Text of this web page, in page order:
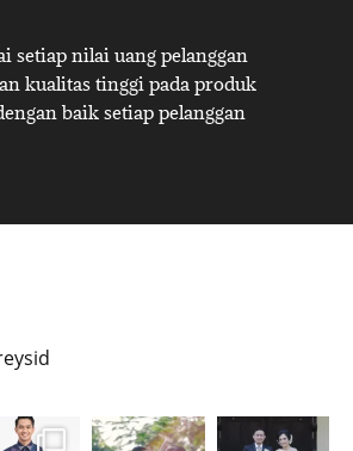
setiap nilai uang pelanggan
kualitas tinggi pada produk
baik setiap pelanggan